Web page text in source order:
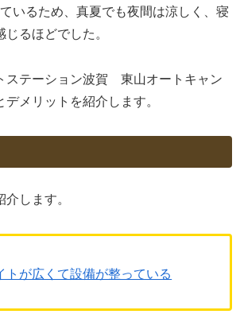
いるため、真夏でも夜間は涼しく、寝
るほどでした。
ステーション波賀 東山オートキャン
メリットを紹介します。
します。
トが広くて設備が整っている